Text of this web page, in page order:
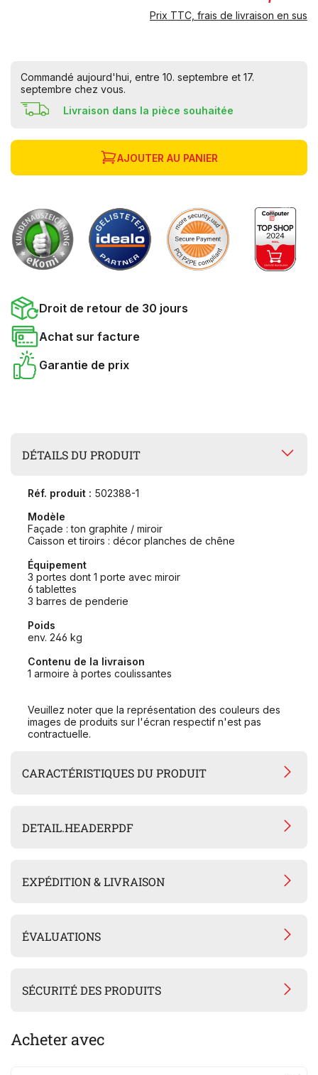
Prix TTC, frais de livraison en sus
Commandé aujourd'hui, entre 10. septembre et 17.
septembre chez vous.
Livraison dans la pièce souhaitée
AJOUTER AU PANIER
Droit de retour de 30 jours
Achat sur facture
Garantie de prix
DÉTAILS DU PRODUIT
Réf. produit : 502388-1
Modèle
Façade : ton graphite / miroir
Caisson et tiroirs : décor planches de chêne
Équipement
3 portes dont 1 porte avec miroir
6 tablettes
3 barres de penderie
Poids
env. 246 kg
Contenu de la livraison
1 armoire à portes coulissantes
Veuillez noter que la représentation des couleurs des
images de produits sur l'écran respectif n'est pas
contractuelle.
CARACTÉRISTIQUES DU PRODUIT
DETAIL.HEADERPDF
EXPÉDITION & LIVRAISON
ÉVALUATIONS
SÉCURITÉ DES PRODUITS
Acheter avec